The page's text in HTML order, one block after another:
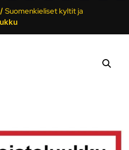
/Suomenkieliset kyltit ja